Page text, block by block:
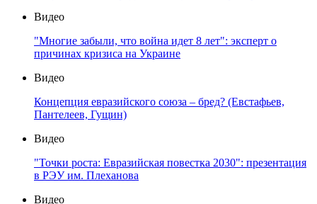
Видео
"Многие забыли, что война идет 8 лет": эксперт о
причинах кризиса на Украине
Видео
Концепция евразийского союза – бред? (Евстафьев,
Пантелеев, Гущин)
Видео
"Точки роста: Евразийская повестка 2030": презентация
в РЭУ им. Плеханова
Видео